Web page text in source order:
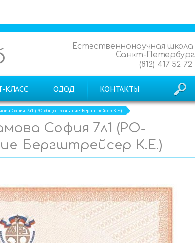
Естественнонаучная школа
Санкт-Петербург
(812) 417-52-72
КЛАСС ОДОД КОНТАКТЫ
София 7л1 (РО-обществознание-Бергштрейсер К.Е.)
София 7л1 (РО-
Бергштрейсер К.Е.)